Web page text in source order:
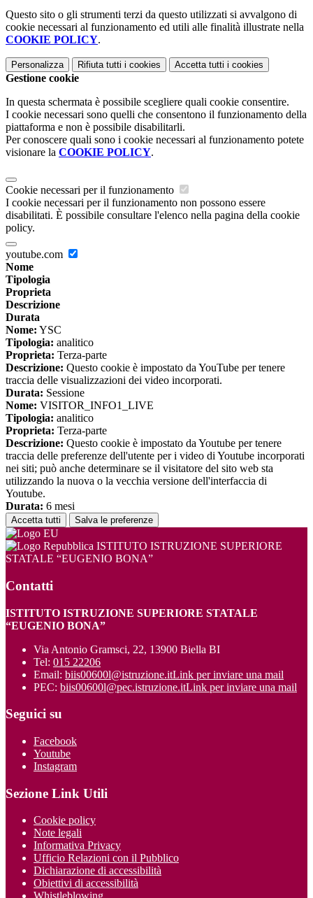
Questo sito o gli strumenti terzi da questo utilizzati si avvalgono di
cookie necessari al funzionamento ed utili alle finalità illustrate nella
COOKIE POLICY.
Personalizza Rifiuta tutti i cookies Accetta tutti i cookies
Gestione cookie
In questa schermata è possibile scegliere quali cookie consentire.
I cookie necessari sono quelli che consentono il funzionamento della
piattaforma e non è possibile disabilitarli.
Per conoscere quali sono i cookie necessari al funzionamento potete
visionare la COOKIE POLICY.
Cookie necessari per il funzionamento
I cookie necessari per il funzionamento non possono essere
disabilitati. È possibile consultare l'elenco nella pagina della cookie
policy.
youtube.com
Nome
Tipologia
Proprieta
Descrizione
Durata
Nome: YSC
Tipologia: analitico
Proprieta: Terza-parte
Descrizione: Questo cookie è impostato da YouTube per tenere
traccia delle visualizzazioni dei video incorporati.
Durata: Sessione
Nome: VISITOR_INFO1_LIVE
Tipologia: analitico
Proprieta: Terza-parte
Descrizione: Questo cookie è impostato da Youtube per tenere
traccia delle preferenze dell'utente per i video di Youtube incorporati
nei siti; può anche determinare se il visitatore del sito web sta
utilizzando la nuova o la vecchia versione dell'interfaccia di
Youtube.
Durata: 6 mesi
Accetta tutti Salva le preferenze
ISTITUTO ISTRUZIONE SUPERIORE
STATALE “EUGENIO BONA”
Contatti
ISTITUTO ISTRUZIONE SUPERIORE STATALE
“EUGENIO BONA”
Via Antonio Gramsci, 22, 13900 Biella BI
Tel: 015 22206
Email: biis00600l@istruzione.itLink per inviare una mail
PEC: biis00600l@pec.istruzione.itLink per inviare una mail
Seguici su
Facebook
Youtube
Instagram
Sezione Link Utili
Cookie policy
Note legali
Informativa Privacy
Ufficio Relazioni con il Pubblico
Dichiarazione di accessibilità
Obiettivi di accessibilità